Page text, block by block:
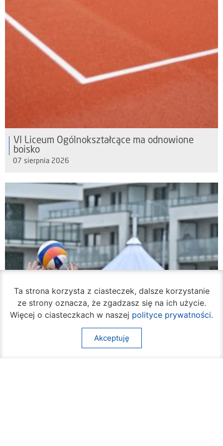
VI Liceum Ogólnokształcące ma odnowione
boisko
07 sierpnia 2026
Ta strona korzysta z ciasteczek, dalsze korzystanie
ze strony oznacza, że zgadzasz się na ich użycie.
Więcej o ciasteczkach w naszej polityce prywatności.
Akceptuję